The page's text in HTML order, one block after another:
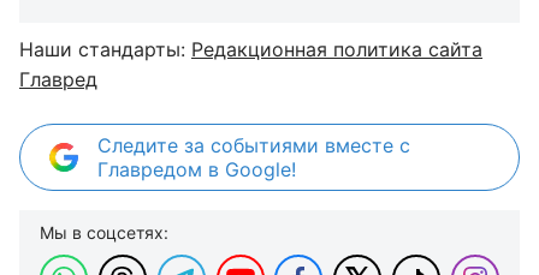
Наши стандарты: Редакционная политика сайта
Главред
Следите за событиями вместе с
Главредом в Google!
Мы в соцсетях: